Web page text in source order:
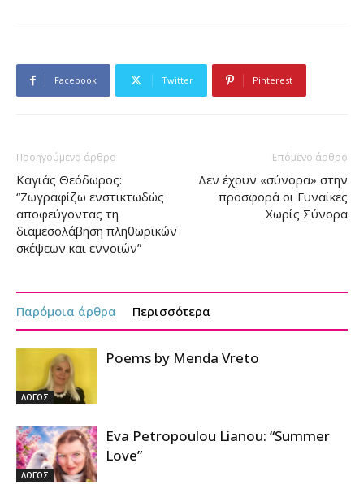
Facebook Twitter Pinterest
Προηγούμενο άρθρο
Καγιάς Θεόδωρος:
“Ζωγραφίζω ενστικτωδώς
αποφεύγοντας τη
διαμεσολάβηση πληθωρικών
σκέψεων και εννοιών”
Επόμενο άρθρο
Δεν έχουν «σύνορα» στην
προσφορά οι Γυναίκες
Χωρίς Σύνορα
Παρόμοια άρθρα Περισσότερα
ΛΟΓΟΣ
Poems by Menda Vreto
ΛΟΓΟΣ
Eva Petropoulou Lianou: “Summer
Love”